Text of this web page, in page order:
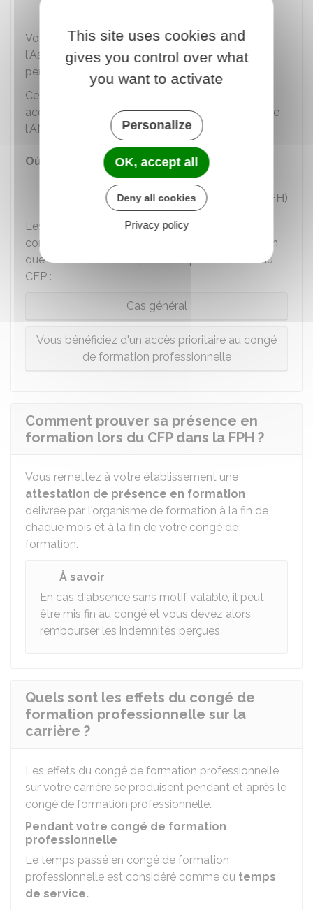
Vous devez adresser cette demande à
l'Association nationale pour la formation du
personnel hospitalier (ANFH).
Cet envoi se fait sous pli recommandé avec
accusé de réception à la délégation territoriale de
l'ANFH.
Où s'adresser ?
Association nationale pour la
formation du personnel hospitalier (ANFH)
Les règles liées à votre rémunération pendant le
congé de formation professionnelle varient selon
que vous êtes ou non prioritaire pour accéder au
CFP :
Cas général
Vous bénéficiez d'un accès prioritaire au congé
de formation professionnelle
Comment prouver sa présence en
formation lors du CFP dans la FPH ?
Vous remettez à votre établissement une
attestation de présence en formation
délivrée par l'organisme de formation à la fin de
chaque mois et à la fin de votre congé de
formation.
À savoir
En cas d'absence sans motif valable, il peut
être mis fin au congé et vous devez alors
rembourser les indemnités perçues.
Quels sont les effets du congé de
formation professionnelle sur la
carrière ?
Les effets du congé de formation professionnelle
sur votre carrière se produisent pendant et après le
congé de formation professionnelle.
Pendant votre congé de formation
professionnelle
Le temps passé en congé de formation
professionnelle est considéré comme du temps
de service.
This site uses cookies and
gives you control over what
you want to activate
Personalize
OK, accept all
Deny all cookies
Privacy policy